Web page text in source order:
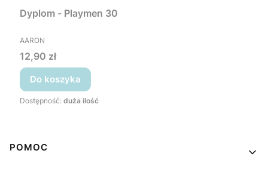
Dyplom - Playmen 30
PRODUCENT
AARON
Cena
12,90 zł
Do koszyka
Dostępność: duża ilość
Linki w stopce
POMOC